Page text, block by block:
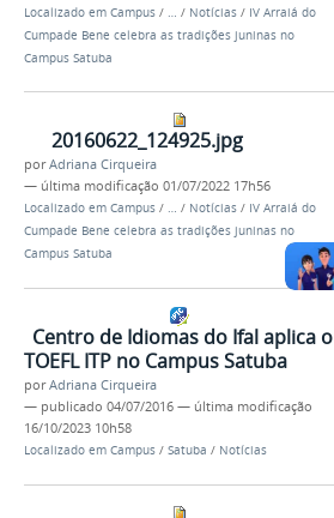
Localizado em Campus / / Notícias / IV Arraiá do
Cumpade Bene celebra as tradições juninas no
Campus Satuba
20160622_124925.jpg
porAdriana Cirqueira
— última modificação 01/07/2022 17h56
Localizado em Campus / … / Notícias / IV Arraiá do
Cumpade Bene celebra as tradições juninas no
Campus Satuba
Centro de Idiomas do Ifal aplica o
TOEFL ITP no Campus Satuba
porAdriana Cirqueira
— publicado 04/07/2016 — última modificação
16/10/2023 10h58
Localizado em Campus / Satuba / Notícias